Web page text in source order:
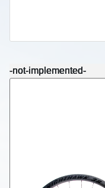
-not-implemented-
-not-implemented-
-not-implemented-
-not-implemented-